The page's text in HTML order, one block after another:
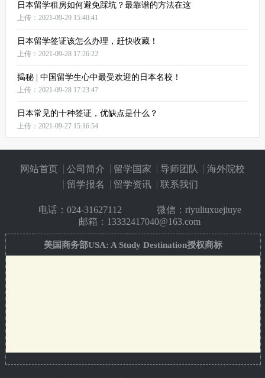
日本留学租房如何避免踩坑？最靠谱的方法在这
上传：2021-09-29 15:40:41
日本留学签证该怎么办理，赶快收藏！
上传：2021-09-28 17:26:22
揭秘 | 中国留学生心中最受欢迎的日本名校！
上传：2021-09-28 17:23:47
日本常见的十种签证，优缺点是什么？
上传：2021-09-27 15:16:54
网站首页 公司简介 留学国家 导师团队
海外院校
留学报名
留学资讯 联系我们
电话： 024-31627112
微信：riyuliuxuejiuye
邮箱：13332417040@163.com
美国商务部USA: A Study Destination授权商标